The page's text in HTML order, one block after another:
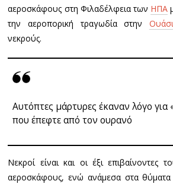
αεροσκάφους στη Φιλαδέλφεια των ΗΠΑ
την αεροπορική τραγωδία στην
νεκρούς.
Αυτόπτες μάρτυρες έκαναν λόγο για
που έπεφτε από τον ουρανό
Νεκροί είναι και οι έξι επιβαίνοντες
αεροσκάφους, ενώ ανάμεσα στα θύματα